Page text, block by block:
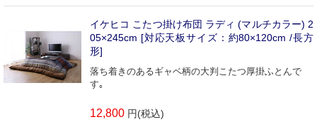
イケヒコ こたつ掛け布団 ラディ (マルチカラー) 2
05×245cm [対応天板サイズ：約80×120cm /長方
形]
落ち着きのあるギャベ柄の大判こたつ厚掛ふとんで
す｡
12,800 円(税込)